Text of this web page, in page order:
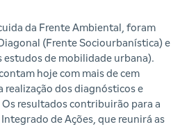
da Frente Ambiental, foram
(Frente Sociourbanística) e
estudos de mobilidade urbana).
hoje com mais de cem
realização dos diagnósticos e
resultados contribuirão para a
de Ações, que reunirá as